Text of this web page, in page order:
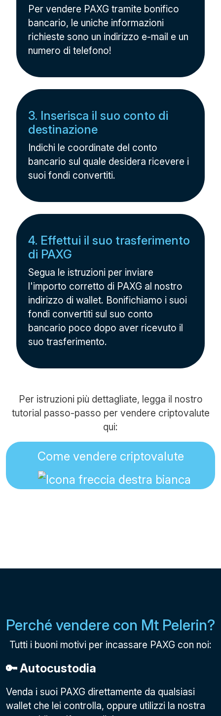
Per vendere PAXG tramite bonifico
bancario, le uniche informazioni
richieste sono un indirizzo e-mail e un
numero di telefono!
3. Inserisca il suo conto di
destinazione
Indichi le coordinate del conto
bancario sul quale desidera ricevere i
suoi fondi convertiti.
4. Effettui il suo trasferimento
di PAXG
Segua le istruzioni per inviare
l'importo corretto di PAXG al nostro
indirizzo di wallet. Bonifichiamo i suoi
fondi convertiti sul suo conto
bancario poco dopo aver ricevuto il
suo trasferimento.
Per istruzioni più dettagliate, legga il nostro
tutorial passo-passo per vendere criptovalute
qui:
Come vendere criptovalute
Perché vendere con Mt Pelerin?
Tutti i buoni motivi per incassare PAXG con noi:
🔑 Autocustodia
Venda i suoi PAXG direttamente da qualsiasi
wallet che lei controlla, oppure utilizzi la nostra